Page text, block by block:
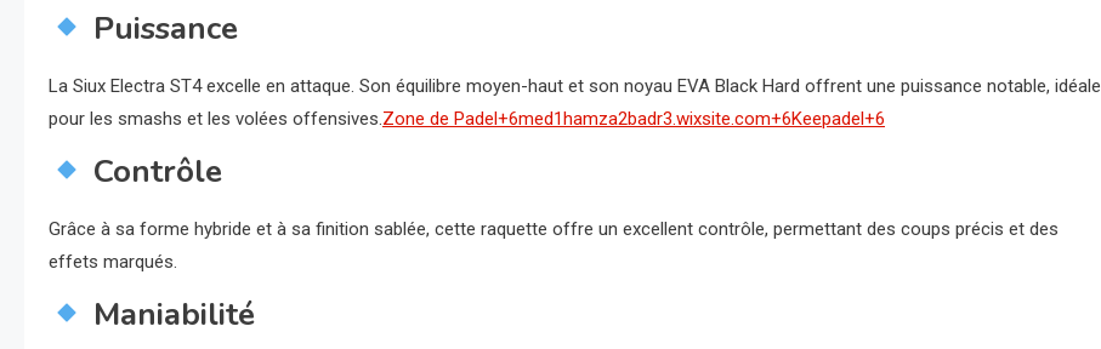
Puissance
La Siux Electra ST4 excelle en attaque. Son équilibre moyen-haut et son noyau EVA Black Hard offrent une puissance notable, idéale
pour les smashs et les volées offensives.Zone de Padel+6med1hamza2badr3.wixsite.com+6Keepadel+6
Contrôle
Grâce à sa forme hybride et à sa finition sablée, cette raquette offre un excellent contrôle, permettant des coups précis et des
effets marqués.
Maniabilité